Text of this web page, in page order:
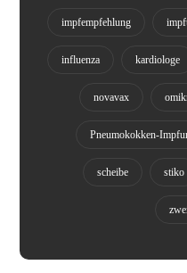
impfempfehlung
influenza kardiologe
novavax
Pneumokokken-
scheibe stiko